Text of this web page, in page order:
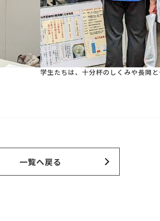
学生たちは、十分杯のしくみや長岡
一覧へ戻る